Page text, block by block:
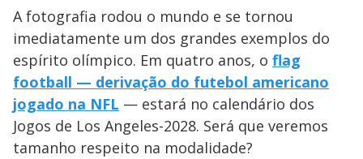
A fotografia rodou o mundo e se tornou
imediatamente um dos grandes exemplos do
espírito olímpico. Em quatro anos, o flag
football — derivação do futebol americano
jogado na NFL — estará no calendário dos
Jogos de Los Angeles-2028. Será que veremos
tamanho respeito na modalidade?